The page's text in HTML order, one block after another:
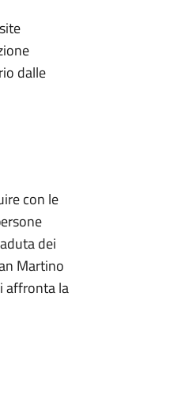
dalle
con le
dei
Martino
affronta la